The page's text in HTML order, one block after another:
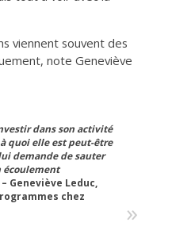
viennent souvent des
note Geneviève
dans son activité
quoi elle est peut-être
demande de sauter
écoulement
– Geneviève Leduc,
chez